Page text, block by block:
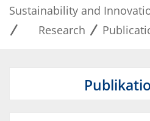
Sustainability and Innovation in
Research